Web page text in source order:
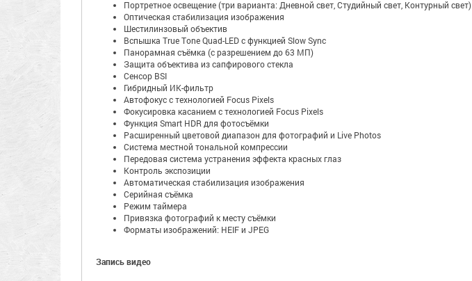
Портретное освещение (три варианта: Дневной свет, Студийный свет, Контурный свет)
Оптическая стабилизация изображения
Шестилинзовый объектив
Вспышка True Tone Quad-LED с функцией Slow Sync
Панорамная съёмка (с разрешением до 63 МП)
Защита объектива из сапфирового стекла
Сенсор BSI
Гибридный ИК-фильтр
Автофокус с технологией Focus Pixels
Фокусировка касанием с технологией Focus Pixels
Функция Smart HDR для фотосъёмки
Расширенный цветовой диапазон для фотографий и Live Photos
Система местной тональной компрессии
Передовая система устранения эффекта красных глаз
Контроль экспозиции
Автоматическая стабилизация изображения
Серийная съëмка
Режим таймера
Привязка фотографий к месту съёмки
Форматы изображений: HEIF и JPEG
Запись видео